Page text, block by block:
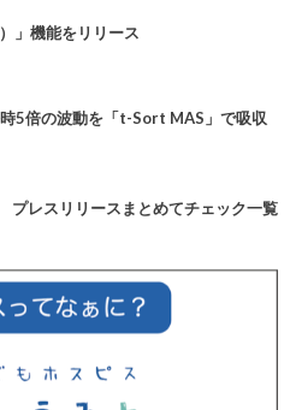
」機能をリリース
5倍の波動を「t-Sort MAS」で吸収
プレスリリースまとめてチェック一覧